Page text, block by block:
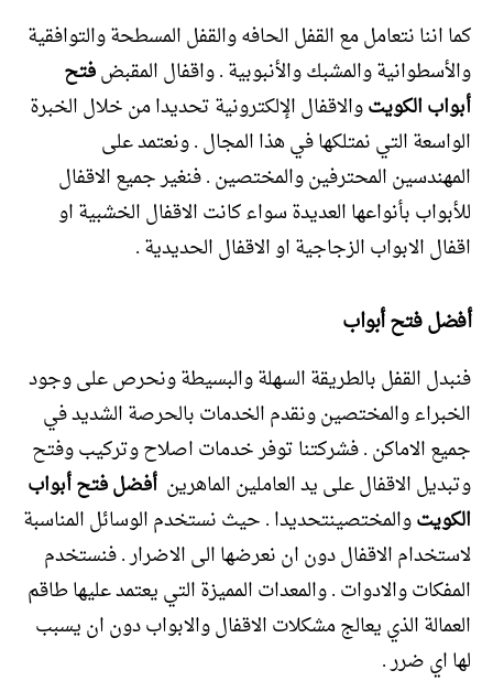
كما اننا نتعامل مع القفل الحافه والقفل المسطحة والتوافقية
والأسطوانية والمشبك والأنبوبية . واقفال المقبضفتح
أبواب الكويتوالاقفال الإلكترونية تحديدا من خلال الخبرة
الواسعة التي نمتلكها في هذا المجال . ونعتمد على
المهندسين المحترفين والمختصين . فنغير جميع الاقفال
للأبواب بأنواعها العديدة سواء كانت الاقفال الخشبية او
اقفال الابواب الزجاجية او الاقفال الحديدية .
أفضل فتح أبواب
فنبدل القفل بالطريقة السهلة والبسيطة ونحرص على وجود
الخبراء والمختصين ونقدم الخدمات بالحرصة الشديد في
جميع الاماكن . فشركتنا توفر خدمات اصلاح وتركيب وفتح
وتبديل الاقفال على يد العاملين الماهرين أفضل فتح أبواب
الكويتوالمختصينتحديدا . حيث نستخدم الوسائل المناسبة
لاستخدام الاقفال دون ان نعرضها الى الاضرار . فنستخدم
المفكات والادوات . والمعدات المميزة التي يعتمد عليها طاقم
العمالة الذي يعالج مشكلات الاقفال والابواب دون ان يسبب
لها اي ضرر .